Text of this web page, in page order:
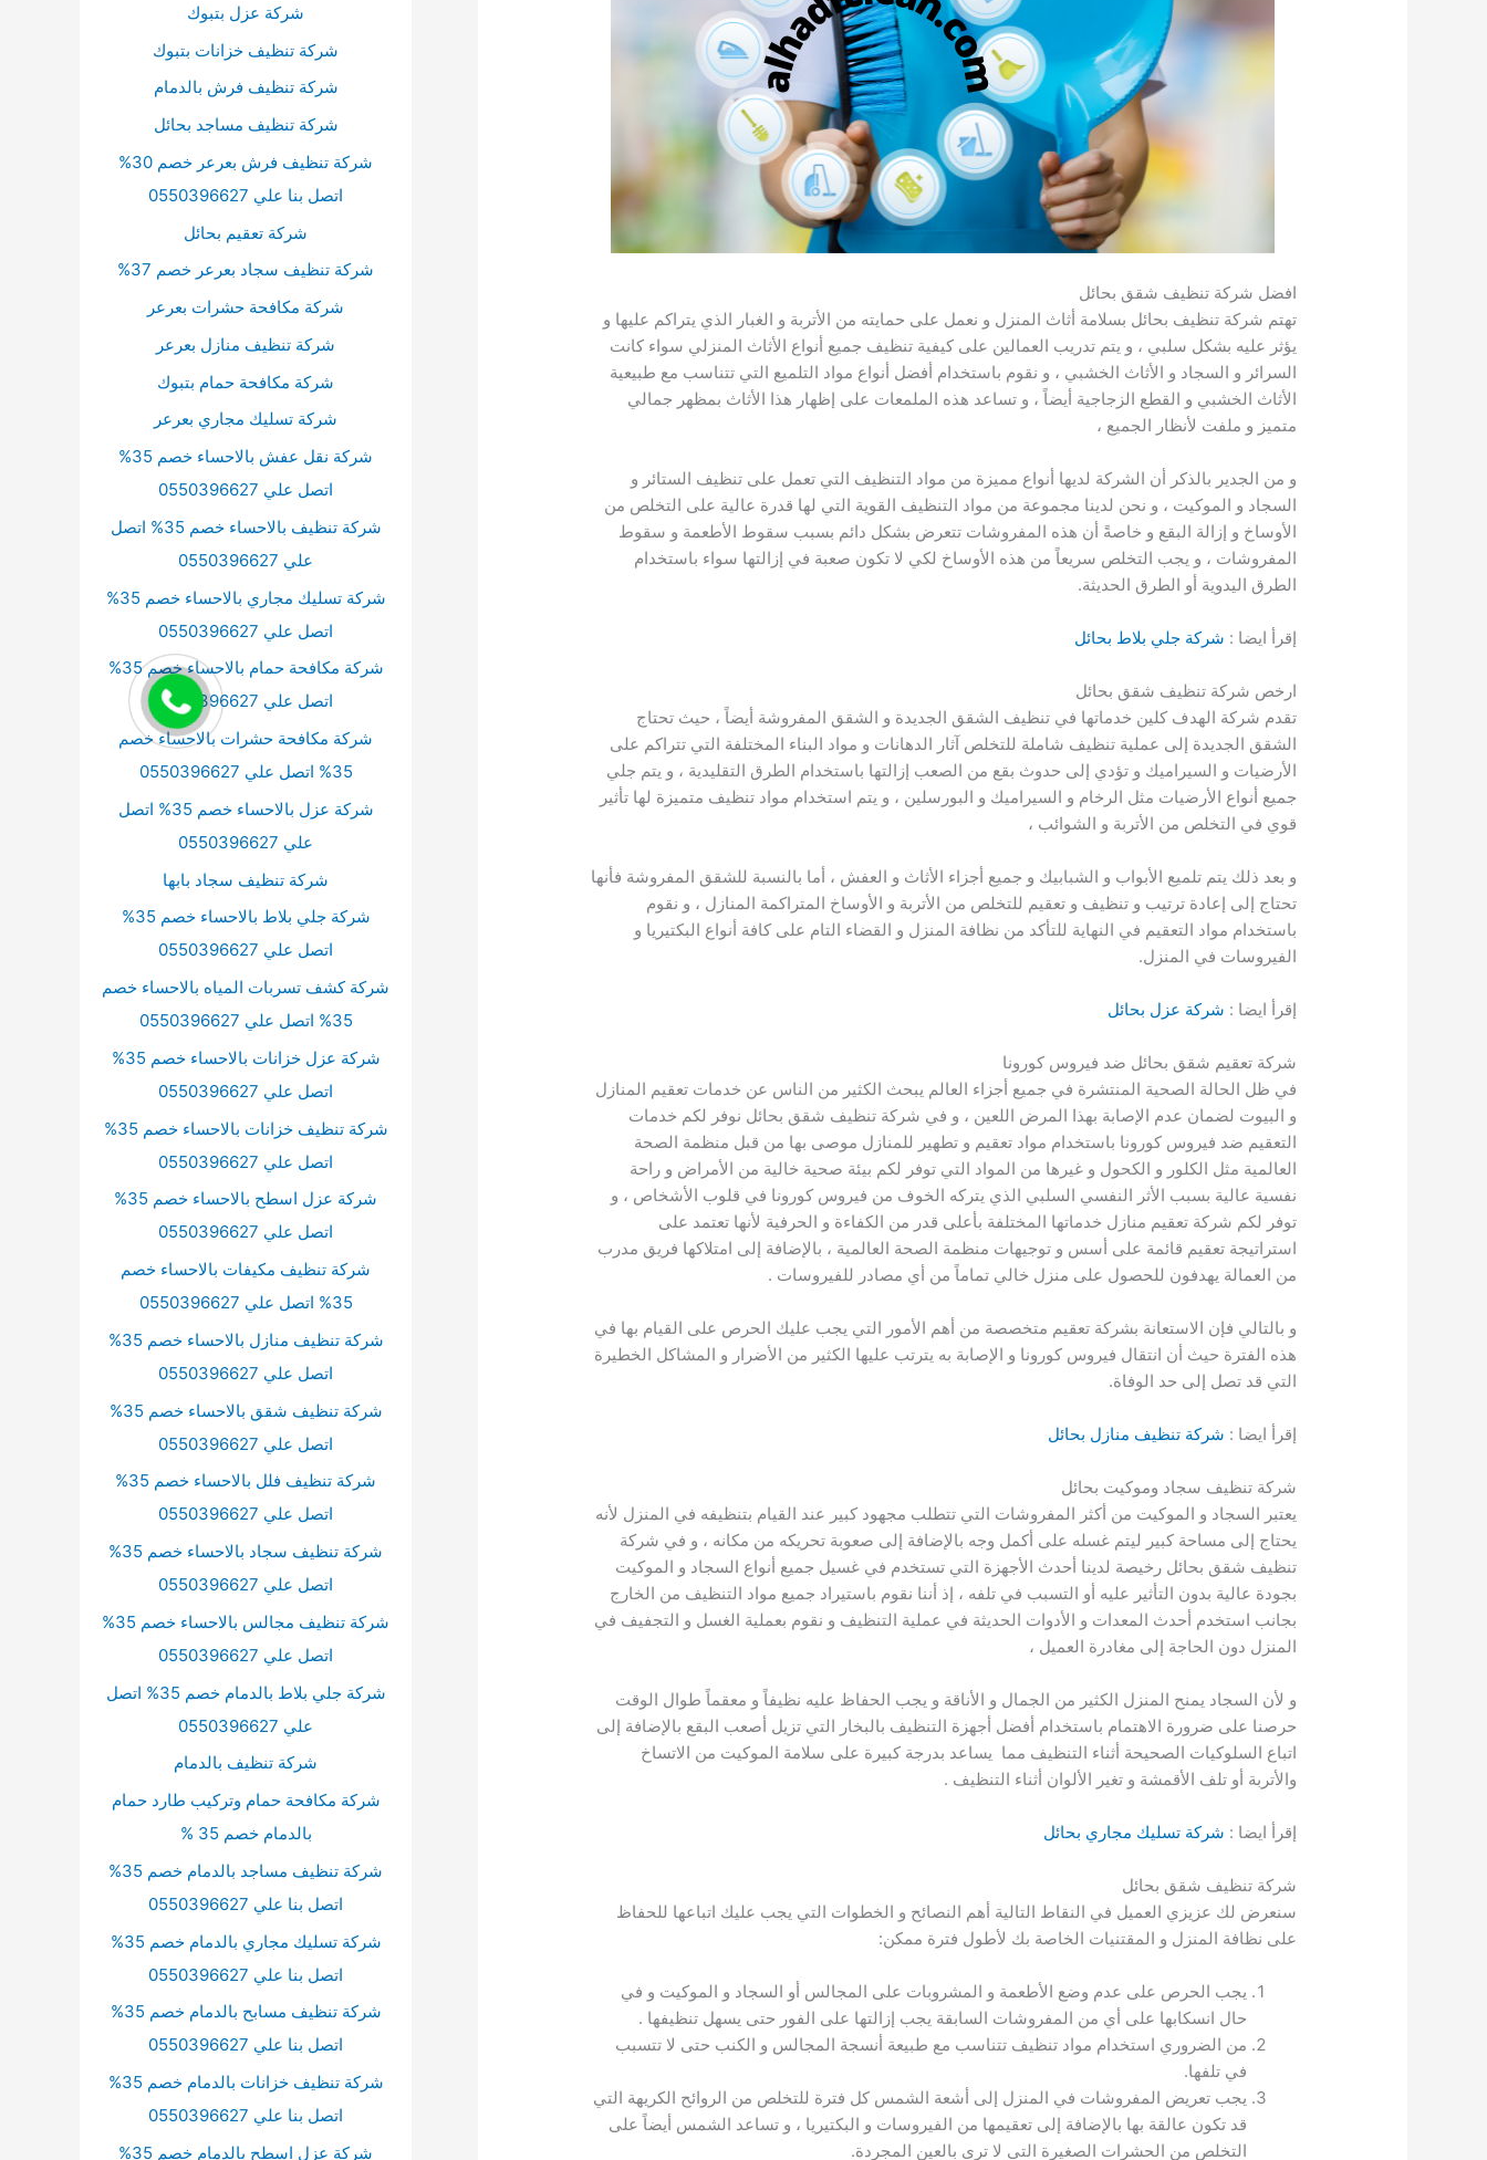
افضل شركة تنظيف شقق بحائل
تهتم شركة تنظيف بحائل بسلامة أثاث المنزل و نعمل على حمايته من الأتربة و الغبار الذي يتراكم عليها و
يؤثر عليه بشكل سلبي ، و يتم تدريب العمالين على كيفية تنظيف جميع أنواع الأثاث المنزلي سواء كانت
السرائر و السجاد و الأثاث الخشبي ، و نقوم باستخدام أفضل أنواع مواد التلميع التي تتناسب مع طبيعية
الأثاث الخشبي و القطع الزجاجية أيضاً ، و تساعد هذه الملمعات على إظهار هذا الأثاث بمظهر جمالي
متميز و ملفت لأنظار الجميع ،
و من الجدير بالذكر أن الشركة لديها أنواع مميزة من مواد التنظيف التي تعمل على تنظيف الستائر و
السجاد و الموكيت ، و نحن لدينا مجموعة من مواد التنظيف القوية التي لها قدرة عالية على التخلص من
الأوساخ و إزالة البقع و خاصةً أن هذه المفروشات تتعرض بشكل دائم بسبب سقوط الأطعمة و سقوط
المفروشات ، و يجب التخلص سريعاً من هذه الأوساخ لكي لا تكون صعبة في إزالتها سواء باستخدام
الطرق اليدوية أو الطرق الحديثة.
إقرأ ايضا : شركة جلي بلاط بحائل
ارخص شركة تنظيف شقق بحائل
تقدم شركة الهدف كلين خدماتها في تنظيف الشقق الجديدة و الشقق المفروشة أيضاً ، حيث تحتاج
الشقق الجديدة إلى عملية تنظيف شاملة للتخلص آثار الدهانات و مواد البناء المختلفة التي تتراكم على
الأرضيات و السيراميك و تؤدي إلى حدوث بقع من الصعب إزالتها باستخدام الطرق التقليدية ، و يتم جلي
جميع أنواع الأرضيات مثل الرخام و السيراميك و البورسلين ، و يتم استخدام مواد تنظيف متميزة لها تأثير
قوي في التخلص من الأتربة و الشوائب ،
و بعد ذلك يتم تلميع الأبواب و الشبابيك و جميع أجزاء الأثاث و العفش ، أما بالنسبة للشقق المفروشة فأنها
تحتاج إلى إعادة ترتيب و تنظيف و تعقيم للتخلص من الأتربة و الأوساخ المتراكمة المنازل ، و نقوم
باستخدام مواد التعقيم في النهاية للتأكد من نظافة المنزل و القضاء التام على كافة أنواع البكتيريا و
الفيروسات في المنزل.
إقرأ ايضا : شركة عزل بحائل
شركة تعقيم شقق بحائل ضد فيروس كورونا
في ظل الحالة الصحية المنتشرة في جميع أجزاء العالم يبحث الكثير من الناس عن خدمات تعقيم المنازل
و البيوت لضمان عدم الإصابة بهذا المرض اللعين ، و في شركة تنظيف شقق بحائل نوفر لكم خدمات
التعقيم ضد فيروس كورونا باستخدام مواد تعقيم و تطهير للمنازل موصى بها من قبل منظمة الصحة
العالمية مثل الكلور و الكحول و غيرها من المواد التي توفر لكم بيئة صحية خالية من الأمراض و راحة
نفسية عالية بسبب الأثر النفسي السلبي الذي يتركه الخوف من فيروس كورونا في قلوب الأشخاص ، و
توفر لكم شركة تعقيم منازل خدماتها المختلفة بأعلى قدر من الكفاءة و الحرفية لأنها تعتمد على
استراتيجة تعقيم قائمة على أسس و توجيهات منظمة الصحة العالمية ، بالإضافة إلى امتلاكها فريق مدرب
من العمالة يهدفون للحصول على منزل خالي تماماً من أي مصادر للفيروسات .
و بالتالي فإن الاستعانة بشركة تعقيم متخصصة من أهم الأمور التي يجب عليك الحرص على القيام بها في
هذه الفترة حيث أن انتقال فيروس كورونا و الإصابة به يترتب عليها الكثير من الأضرار و المشاكل الخطيرة
التي قد تصل إلى حد الوفاة.
إقرأ ايضا : شركة تنظيف منازل بحائل
شركة تنظيف سجاد وموكيت بحائل
يعتبر السجاد و الموكيت من أكثر المفروشات التي تتطلب مجهود كبير عند القيام بتنظيفه في المنزل لأنه
يحتاج إلى مساحة كبير ليتم غسله على أكمل وجه بالإضافة إلى صعوبة تحريكه من مكانه ، و في شركة
تنظيف شقق بحائل رخيصة لدينا أحدث الأجهزة التي تستخدم في غسيل جميع أنواع السجاد و الموكيت
بجودة عالية بدون التأثير عليه أو التسبب في تلفه ، إذ أننا نقوم باستيراد جميع مواد التنظيف من الخارج
بجانب استخدم أحدث المعدات و الأدوات الحديثة في عملية التنظيف و نقوم بعملية الغسل و التجفيف في
المنزل دون الحاجة إلى مغادرة العميل ،
و لأن السجاد يمنح المنزل الكثير من الجمال و الأناقة و يجب الحفاظ عليه نظيفاً و معقماً طوال الوقت
حرصنا على ضرورة الاهتمام باستخدام أفضل أجهزة التنظيف بالبخار التي تزيل أصعب البقع بالإضافة إلى
اتباع السلوكيات الصحيحة أثناء التنظيف مما يساعد بدرجة كبيرة على سلامة الموكيت من الاتساخ
والأتربة أو تلف الأقمشة و تغير الألوان أثناء التنظيف .
إقرأ ايضا : شركة تسليك مجاري بحائل
شركة تنظيف شقق بحائل
سنعرض لك عزيزي العميل في النقاط التالية أهم النصائح و الخطوات التي يجب عليك اتباعها للحفاظ
على نظافة المنزل و المقتنيات الخاصة بك لأطول فترة ممكن:
يجب الحرص على عدم وضع الأطعمة و المشروبات على المجالس أو السجاد و الموكيت و في
حال انسكابها على أي من المفروشات السابقة يجب إزالتها على الفور حتى يسهل تنظيفها .
من الضروري استخدام مواد تنظيف تتناسب مع طبيعة أنسجة المجالس و الكنب حتى لا تتسبب
في تلفها.
يجب تعريض المفروشات في المنزل إلى أشعة الشمس كل فترة للتخلص من الروائح الكريهة التي
قد تكون عالقة بها بالإضافة إلى تعقيمها من الفيروسات و البكتيريا ، و تساعد الشمس أيضاً على
التخلص من الحشرات الصغيرة التي لا ترى بالعين المجردة.
شركة عزل بتبوك
شركة تنظيف خزانات بتبوك
شركة تنظيف فرش بالدمام
شركة تنظيف مساجد بحائل
شركة تنظيف فرش بعرعر خصم 30%
اتصل بنا علي 0550396627
شركة تعقيم بحائل
شركة تنظيف سجاد بعرعر خصم 37%
شركة مكافحة حشرات بعرعر
شركة تنظيف منازل بعرعر
شركة مكافحة حمام بتبوك
شركة تسليك مجاري بعرعر
شركة نقل عفش بالاحساء خصم 35%
اتصل علي 0550396627
شركة تنظيف بالاحساء خصم 35% اتصل
علي 0550396627
شركة تسليك مجاري بالاحساء خصم 35%
اتصل علي 0550396627
شركة مكافحة حمام بالاحساء خصم 35%
اتصل علي 0550396627
شركة مكافحة حشرات بالاحساء خصم
35% اتصل علي 0550396627
شركة عزل بالاحساء خصم 35% اتصل
علي 0550396627
شركة تنظيف سجاد بابها
شركة جلي بلاط بالاحساء خصم 35%
اتصل علي 0550396627
شركة كشف تسربات المياه بالاحساء خصم
35% اتصل علي 0550396627
شركة عزل خزانات بالاحساء خصم 35%
اتصل علي 0550396627
شركة تنظيف خزانات بالاحساء خصم 35%
اتصل علي 0550396627
شركة عزل اسطح بالاحساء خصم 35%
اتصل علي 0550396627
شركة تنظيف مكيفات بالاحساء خصم
35% اتصل علي 0550396627
شركة تنظيف منازل بالاحساء خصم 35%
اتصل علي 0550396627
شركة تنظيف شقق بالاحساء خصم 35%
اتصل علي 0550396627
شركة تنظيف فلل بالاحساء خصم 35%
اتصل علي 0550396627
شركة تنظيف سجاد بالاحساء خصم 35%
اتصل علي 0550396627
شركة تنظيف مجالس بالاحساء خصم 35%
اتصل علي 0550396627
شركة جلي بلاط بالدمام خصم 35% اتصل
علي 0550396627
شركة تنظيف بالدمام
شركة مكافحة حمام وتركيب طارد حمام
بالدمام خصم 35 %
شركة تنظيف مساجد بالدمام خصم 35%
اتصل بنا علي 0550396627
شركة تسليك مجاري بالدمام خصم 35%
اتصل بنا علي 0550396627
شركة تنظيف مسابح بالدمام خصم 35%
اتصل بنا علي 0550396627
شركة تنظيف خزانات بالدمام خصم 35%
اتصل بنا علي 0550396627
شركة عزل اسطح بالدمام خصم 35%